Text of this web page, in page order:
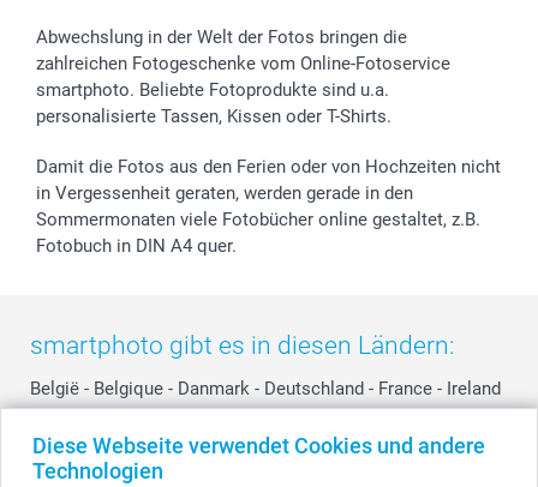
Diese Webseite verwendet Cookies und andere
Technologien
Widerrufsrecht
Zu allen Anlässen
Status der Bestellung
smartfriends
smartgarantie
smartbonus
Abwechslung in der Welt der Fotos bringen die
zahlreichen Fotogeschenke vom Online-Fotoservice
smartphoto. Beliebte Fotoprodukte sind u.a.
personalisierte Tassen, Kissen oder T-Shirts.
Damit die Fotos aus den Ferien oder von Hochzeiten nicht
in Vergessenheit geraten, werden gerade in den
Sommermonaten viele Fotobücher online gestaltet, z.B.
Fotobuch in DIN A4 quer.
smartphoto gibt es in diesen Ländern:
België - Belgique - Danmark - Deutschland - France - Ireland
Switzerland - Suomi - Sverige - United Kingdom -
Other Countries